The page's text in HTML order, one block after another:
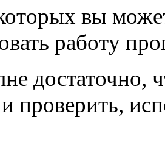
вы
работу
достаточно,
проверить,